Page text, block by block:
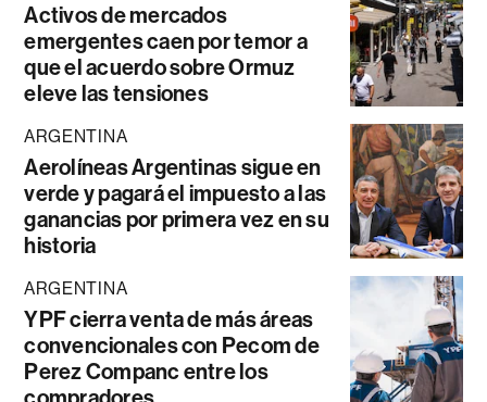
Activos de mercados
emergentes caen por temor a
que el acuerdo sobre Ormuz
eleve las tensiones
ARGENTINA
Aerolíneas Argentinas sigue en
verde y pagará el impuesto a las
ganancias por primera vez en su
historia
ARGENTINA
YPF cierra venta de más áreas
convencionales con Pecom de
Perez Companc entre los